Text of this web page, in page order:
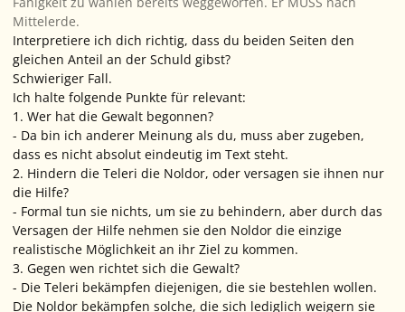
Mittelerde.
Interpretiere ich dich richtig, dass du beiden Seiten den
gleichen Anteil an der Schuld gibst?
Schwieriger Fall.
Ich halte folgende Punkte für relevant:
1. Wer hat die Gewalt begonnen?
- Da bin ich anderer Meinung als du, muss aber zugeben,
dass es nicht absolut eindeutig im Text steht.
2. Hindern die Teleri die Noldor, oder versagen sie ihnen nur
die Hilfe?
- Formal tun sie nichts, um sie zu behindern, aber durch das
Versagen der Hilfe nehmen sie den Noldor die einzige
realistische Möglichkeit an ihr Ziel zu kommen.
3. Gegen wen richtet sich die Gewalt?
- Die Teleri bekämpfen diejenigen, die sie bestehlen wollen.
Die Noldor bekämpfen solche, die sich lediglich weigern sie